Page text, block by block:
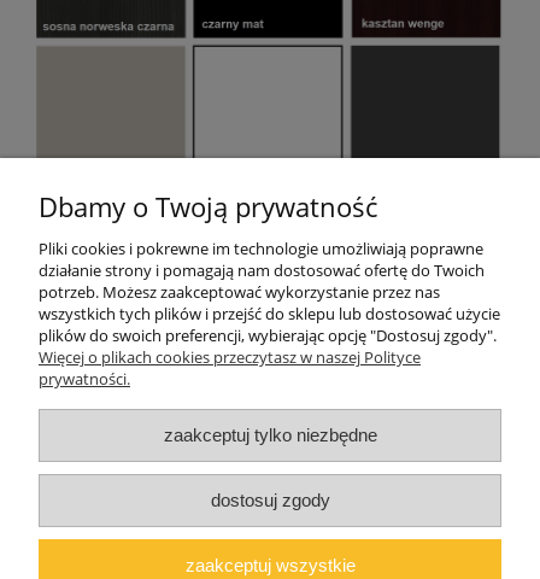
Pliki do pobrania:
Gwarancja i instrukcja
Pomoc
Moje konto
O firmie
Polski producent mebli ALMER MEBLE | Okrajszów 20, 97-500
Radomsko, woj. łódzkie | NIP: 7722212376 | E-
Dbamy o Twoją prywatność
Pliki cookies i pokrewne im technologie umożliwiają poprawne
działanie strony i pomagają nam dostosować ofertę do Twoich
potrzeb. Możesz zaakceptować wykorzystanie przez nas
wszystkich tych plików i przejść do sklepu lub dostosować użycie
plików do swoich preferencji, wybierając opcję "Dostosuj zgody".
Więcej o plikach cookies przeczytasz w naszej Polityce
prywatności.
zaakceptuj tylko niezbędne
dostosuj zgody
zaakceptuj wszystkie